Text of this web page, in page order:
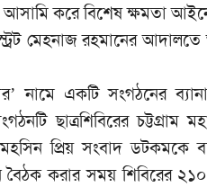
করে বিশেষ ক্ষমতা
মেহনাজ রহমানের
নামে একটি সংগঠনের
ছাত্রশিবিরের
প্রিয় সংবাদ
বৈঠক করার সময় শিবিরের